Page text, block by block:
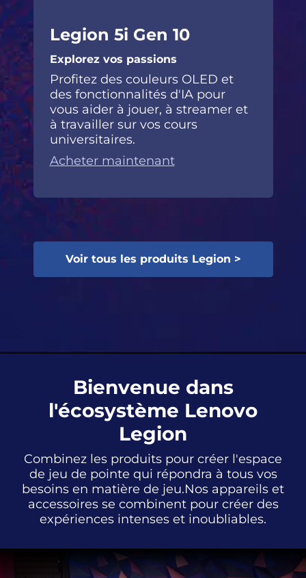
Legion 5i Gen 10
Explorez vos passions
Profitez des couleurs OLED et
des fonctionnalités d'IA pour
vous aider à jouer, à streamer et
à travailler sur vos cours
universitaires.
Acheter maintenant
Voir tous les produits Legion >
Bienvenue dans
l'écosystème Lenovo
Legion
Combinez les produits pour créer l'espace
de jeu de pointe qui répondra à tous vos
besoins en matière de jeu.Nos appareils et
accessoires se combinent pour créer des
expériences intenses et inoubliables.